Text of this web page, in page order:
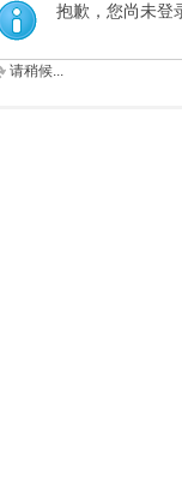
抱歉，您尚未登
请稍候...